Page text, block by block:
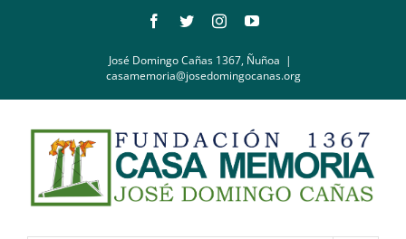
Facebook
TwitterInstagramYouTube
José Domingo Cañas 1367, Ñuñoa |
casamemoria@josedomingocanas.org